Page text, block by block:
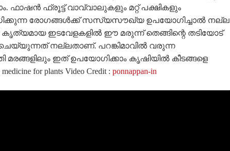
ഫാഷൻ ഫ്രൂട്ട് വാവ്വാലുകളും മറ്റ് പക്ഷികളും
രോഗങ്ങൾക്ക് സസ്യസൗഖ്യ ഉപയോഗിച്ചാൽ നല്ല
കൃത്യമായ ഇടവേളകളിൽ ഈ മരുന്ന് തെങ്ങിന്റെ തടിയോട്
നല്ലതാണ്. പറങ്കിമാവിൽ വരുന്ന
ഇത് ഉപയോഗിക്കാം കൃഷിയിൽ കീടങ്ങളെ
for plants Video Credit : ponnappan-in